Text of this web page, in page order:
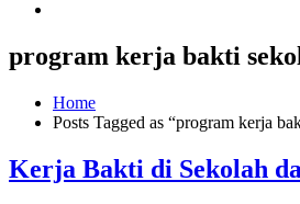
program kerja bakti
Home
Posts Tagged as “program kerja
Kerja Bakti di Sekolah